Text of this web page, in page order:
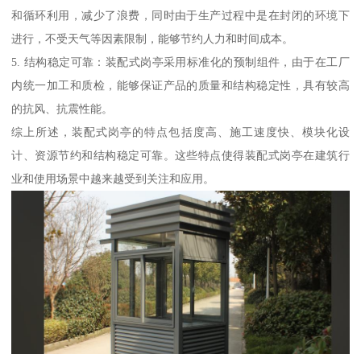
和循环利用，减少了浪费，同时由于生产过程中是在封闭的环境下
进行，不受天气等因素限制，能够节约人力和时间成本。
5. 结构稳定可靠：装配式岗亭采用标准化的预制组件，由于在工厂
内统一加工和质检，能够保证产品的质量和结构稳定性，具有较高
的抗风、抗震性能。
综上所述，装配式岗亭的特点包括度高、施工速度快、模块化设
计、资源节约和结构稳定可靠。这些特点使得装配式岗亭在建筑行
业和使用场景中越来越受到关注和应用。